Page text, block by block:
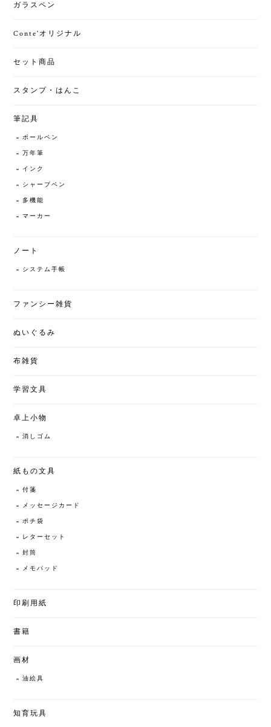
ガラスペン
Conte'オリジナル
セット商品
スタンプ・はんこ
筆記具
ボールペン
万年筆
インク
シャープペン
多機能
マーカー
ノート
システム手帳
ファンシー雑貨
ぬいぐるみ
布雑貨
学習文具
卓上小物
消しゴム
紙もの文具
付箋
メッセージカード
ポチ袋
レターセット
封筒
メモパッド
印刷用紙
書籍
画材
油絵具
知育玩具